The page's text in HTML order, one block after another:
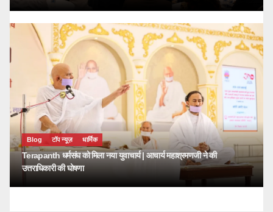
Blog टॉप न्यूज़ धार्मिक
Terapanth धर्मसंघ को मिला नया युवाचार्य | आचार्य महाश्रमणजी ने की
उत्तराधिकारी की घोषणा